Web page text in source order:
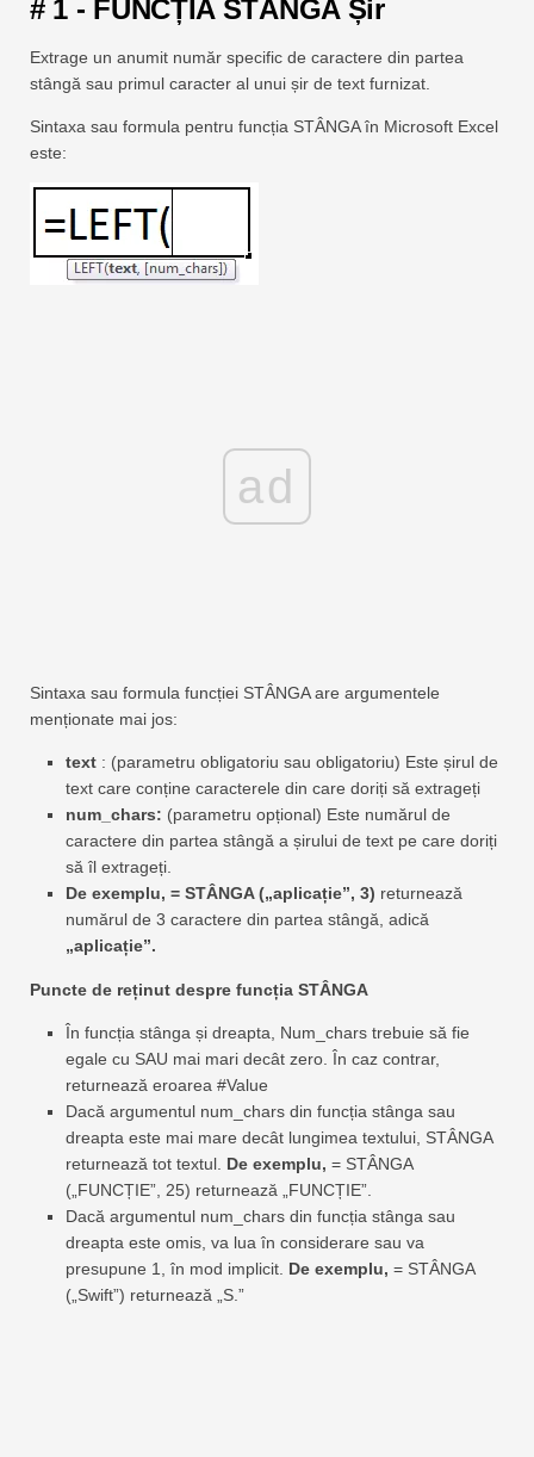
# 1 - FUNCȚIA STÂNGA Șir
Extrage un anumit număr specific de caractere din partea
stângă sau primul caracter al unui șir de text furnizat.
Sintaxa sau formula pentru funcția STÂNGA în Microsoft Excel
este:
ad
Sintaxa sau formula funcției STÂNGA are argumentele
menționate mai jos:
text : (parametru obligatoriu sau obligatoriu) Este șirul de
text care conține caracterele din care doriți să extrageți
num_chars: (parametru opțional) Este numărul de
caractere din partea stângă a șirului de text pe care doriți
să îl extrageți.
De exemplu, = STÂNGA („aplicație”, 3) returnează
numărul de 3 caractere din partea stângă, adică
„aplicație”.
Puncte de reținut despre funcția STÂNGA
În funcția stânga și dreapta, Num_chars trebuie să fie
egale cu SAU mai mari decât zero. În caz contrar,
returnează eroarea #Value
Dacă argumentul num_chars din funcția stânga sau
dreapta este mai mare decât lungimea textului, STÂNGA
returnează tot textul. De exemplu, = STÂNGA
(„FUNCȚIE”, 25) returnează „FUNCȚIE”.
Dacă argumentul num_chars din funcția stânga sau
dreapta este omis, va lua în considerare sau va
presupune 1, în mod implicit. De exemplu, = STÂNGA
(„Swift”) returnează „S.”